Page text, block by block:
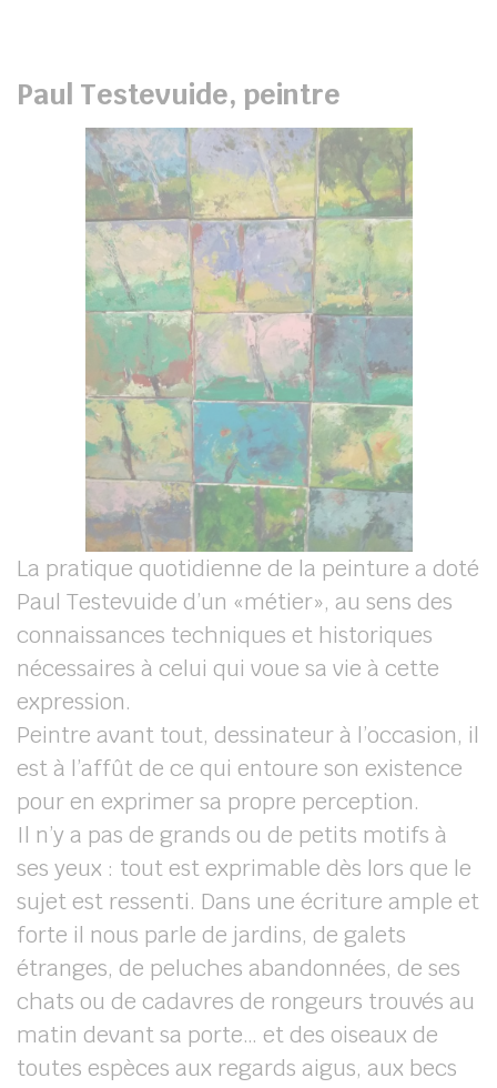
Paul Testevuide, peintre
La pratique quotidienne de la peinture a doté
Paul Testevuide d’un «métier», au sens des
connaissances techniques et historiques
nécessaires à celui qui voue sa vie à cette
expression.
Peintre avant tout, dessinateur à l’occasion, il
est à l’affût de ce qui entoure son existence
pour en exprimer sa propre perception.
Il n’y a pas de grands ou de petits motifs à
ses yeux : tout est exprimable dès lors que le
sujet est ressenti. Dans une écriture ample et
forte il nous parle de jardins, de galets
étranges, de peluches abandonnées, de ses
chats ou de cadavres de rongeurs trouvés au
matin devant sa porte… et des oiseaux de
toutes espèces aux regards aigus, aux becs